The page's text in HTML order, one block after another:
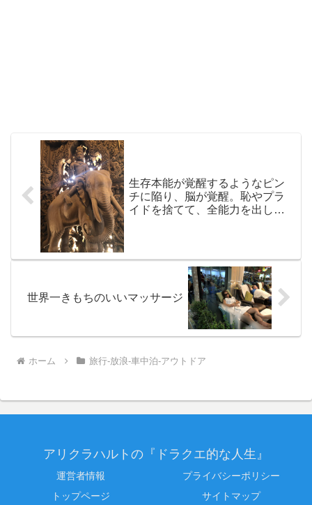
生存本能が覚醒するようなピン
チに陥り、脳が覚醒。恥やプラ
イドを捨てて、全能力を出し切
世界一きもちのいいマッサージ
ホーム 旅行-放浪-車中泊-アウトドア
アリクラハルトの『ドラクエ的な人生』
運営者情報
プライバシーポリシー
トップページ
サイトマップ